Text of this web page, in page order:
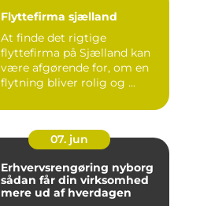
Flyttefirma sjælland
At finde det rigtige
flyttefirma på Sjælland kan
være afgørende for, om en
flytning bliver rolig og ...
07. jun
Erhvervsrengøring nyborg
sådan får din virksomhed
mere ud af hverdagen